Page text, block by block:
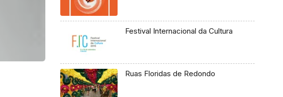
Festival Internacional da Cultura
Ruas Floridas de Redondo